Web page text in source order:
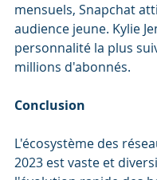
mensuels, Snapchat
audience jeune. Kylie
personnalité la plus
millions d'abonnés.
Conclusion
L'écosystème des
2023 est vaste et